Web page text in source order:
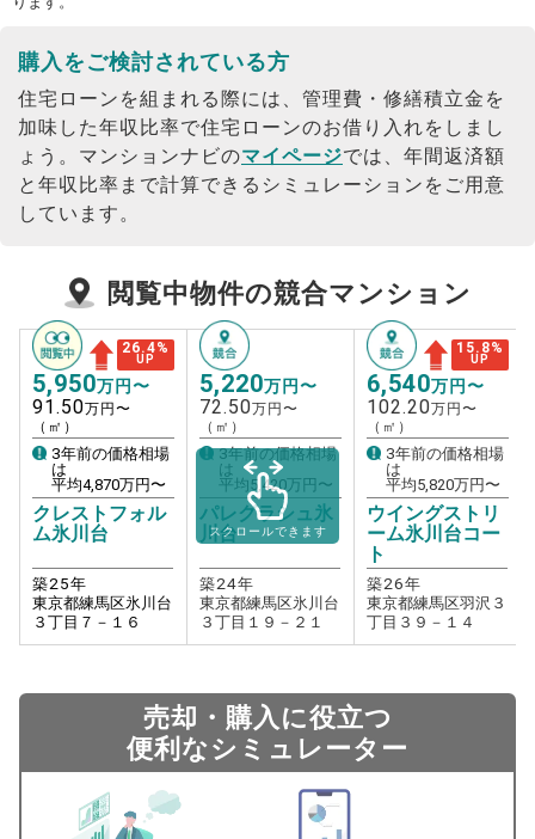
購入をご検討されている方
住宅ローンを組まれる際には、管理費・修繕積立金を
加味した年収比率で住宅ローンのお借り入れをしまし
ょう。 マンションナビのマイページでは、年間返済額
と年収比率まで計算できるシミュレーションをご用意
しています。
閲覧中物件の競合マンション
26.4%
UP
5,950万円〜
91.50万円〜
（㎡）
3年前の価格相場
は
平均4,870万円〜
クレストフォル
ム氷川台
築25年
東京都練馬区氷川台
３丁目７－１６
5,220万円〜
72.50万円〜
（㎡）
3年前の価格相場
は
平均 5,420万円〜
パレグラシュ氷
川台
築24年
東京都練馬区氷川台
３丁目１９－２１
15.8%
UP
6,540万円〜
102.20万円〜
（㎡）
3年前の価格相場
は
平均5,820万円〜
ウイングストリ
ーム氷川台コー
ト
築26年
東京都練馬区羽沢３
丁目３９－１４
スクロールできます
売却・購入に役立つ
便利なシミュレーター